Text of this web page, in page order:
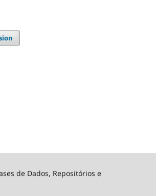
de Dados, Repositórios e